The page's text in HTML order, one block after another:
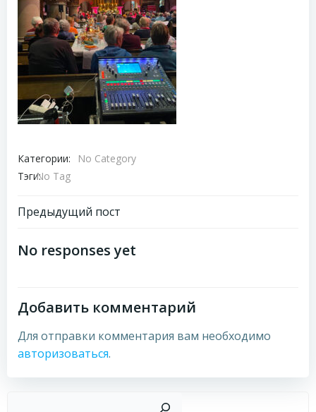
Категории:
No Category
Тэги:No Tag
Навигация
по
Предыдущий пост
No responses yet
Добавить комментарий
Для отправки комментария вам необходимо
авторизоваться.